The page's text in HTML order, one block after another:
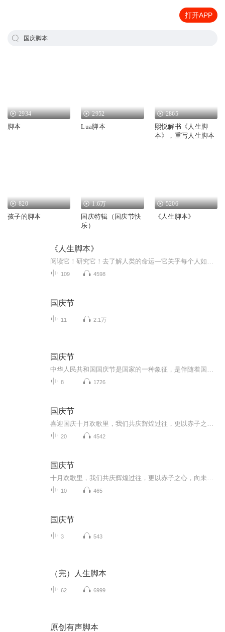
打开APP
国庆脚本
2934
脚本
2952
Lua脚本
2865
熙悦解书《人生脚
本》，重写人生脚本
820
孩子的脚本
1.6万
国庆特辑（国庆节快
乐）
5206
《人生脚本》
《人生脚本》
109 4598
国庆节
11 2.1万
国庆节
8 1726
国庆节
20 4542
国庆节
10 465
国庆节
3 543
（完）人生脚本
62 6999
原创有声脚本